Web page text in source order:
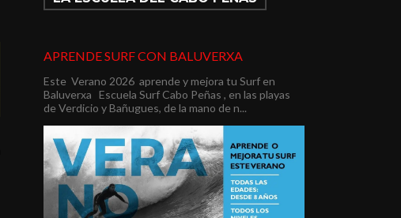
APRENDE SURF CON BALUVERXA
Este Verano 2026 aprende y mejora tu Surf en
Baluverxa Escuela Surf Cabo Peñas , en las playas
de Verdicio y Bañugues, de la mano de n...